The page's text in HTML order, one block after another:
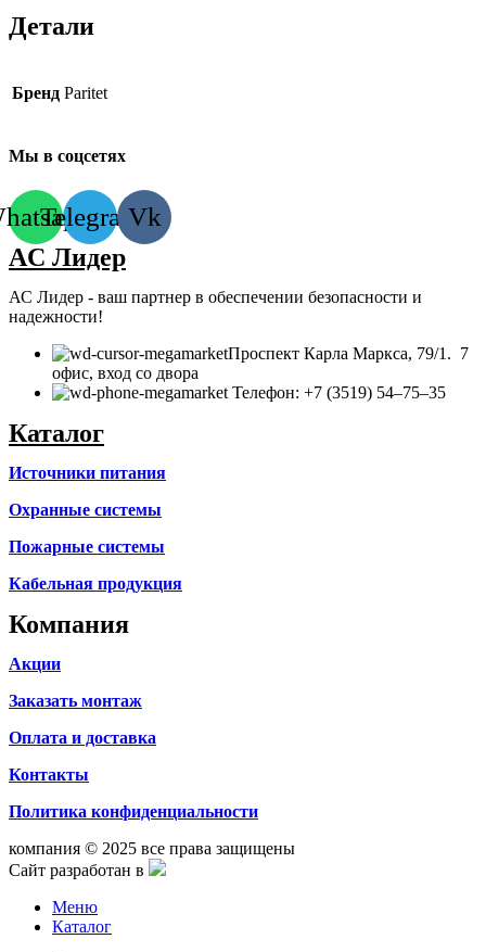
Детали
Бренд Paritet
Мы в соцсетях
TelegramVk
AC Лидер
АС Лидер - ваш партнер в обеспечении безопасности и
надежности!
​Проспект Карла Маркса, 79/1. 7
офис, вход со двора
Телефон: +7 (3519) 54‒75‒35
Каталог
Источники питания
Охранные системы
Пожарные системы
Кабельная продукция
Компания
Акции
Заказать монтаж
Оплата и доставка
Контакты
Политика конфиденциальности
компания © 2025 все права защищены
Сайт разработан в
Меню
Каталог